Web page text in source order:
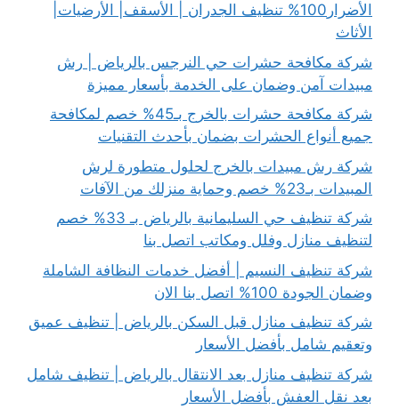
الأضرار100% تنظيف الجدران | الأسقف| الأرضيات|
الأثاث
شركة مكافحة حشرات حي النرجس بالرياض | رش
مبيدات آمن وضمان على الخدمة بأسعار مميزة
شركة مكافحة حشرات بالخرج بـ45% خصم لمكافحة
جميع أنواع الحشرات بضمان بأحدث التقنيات
شركة رش مبيدات بالخرج لحلول متطورة لرش
المبيدات بـ23% خصم وحماية منزلك من الآفات
شركة تنظيف حي السليمانية بالرياض بـ 33% خصم
لتنظيف منازل وفلل ومكاتب اتصل بنا
شركة تنظيف النسيم | أفضل خدمات النظافة الشاملة
وضمان الجودة 100% اتصل بنا الان
شركة تنظيف منازل قبل السكن بالرياض | تنظيف عميق
وتعقيم شامل بأفضل الأسعار
شركة تنظيف منازل بعد الانتقال بالرياض | تنظيف شامل
بعد نقل العفش بأفضل الأسعار